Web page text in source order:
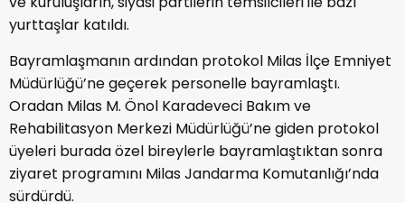
yurttaşlar katıldı.
Bayramlaşmanın ardından protokol Milas İlçe Emniyet
Müdürlüğü’ne geçerek personelle bayramlaştı.
Oradan Milas M. Önol Karadeveci Bakım ve
Rehabilitasyon Merkezi Müdürlüğü’ne giden protokol
üyeleri burada özel bireylerle bayramlaştıktan sonra
ziyaret programını Milas Jandarma Komutanlığı’nda
sürdürdü.